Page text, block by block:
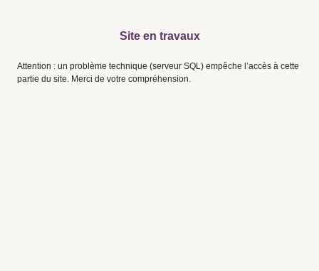
Site en travaux
Attention : un problème technique (serveur SQL) empêche l’accès à cette
partie du site. Merci de votre compréhension.